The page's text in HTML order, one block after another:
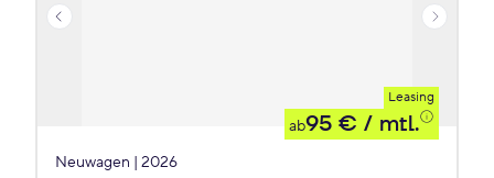
Leasing
ab95 € / mtl.
Neuwagen | 2026